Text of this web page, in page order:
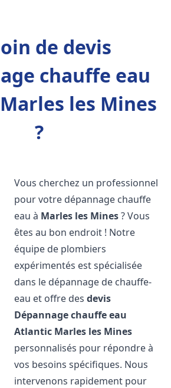
de devis
chauffe eau
les Mines
?
Vous cherchez un professionnel
pour votre dépannage chauffe
eau à Marles les Mines? Vous
êtes au bon endroit ! Notre
équipe de plombiers
expérimentés est spécialisée
dans le dépannage de chauffe-
eau et offre desdevis
Dépannage chauffe eau
Atlantic Marles les Mines
personnalisés pour répondre à
vos besoins spécifiques. Nous
intervenons rapidement pour